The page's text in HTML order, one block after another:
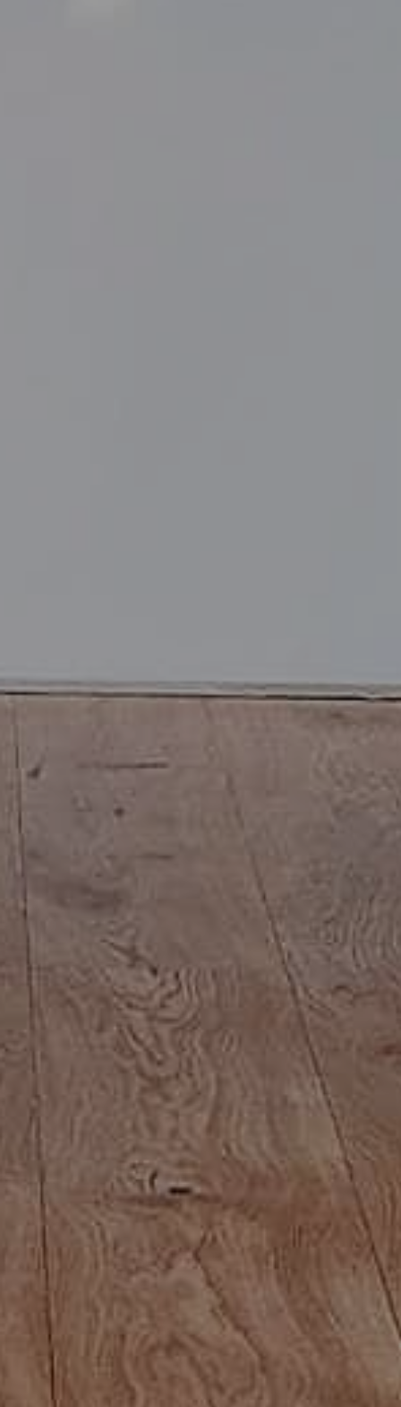
Somos su carpintería de madera
en Lugo
Velmor somos unacarpintería de madera de Castro de
. Desde nuestros inicios hemos puesto al servicio de
todos los clientes nuestros conocimientos, experiencia y
ganas de progresar. Trabajamos tanto con clientes de
esta localidad como del resto de la provincia de Lugo e
incluso de otros municipios de Galicia.
Velmor
nos dedicamos a la fabricación de todo tipo
muebles de madera
, tanto de cocina como de
dormitorios o cuartos de baño. Además, nuestros
profesionales también se dedican a la elaboración y
colocación de puertas interiores y exteriores, tanto
fabricadas en madera o con chapa de cualquier tipo de
madera.
Todos los trabajos que realizamos en nuestra carpintería